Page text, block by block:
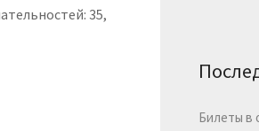
35,
Билеты в